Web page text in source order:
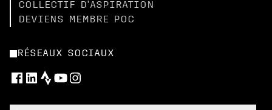
COLLECTIF D’ASPIRATION
DEVIENS MEMBRE POC
RÉSEAUX SOCIAUX